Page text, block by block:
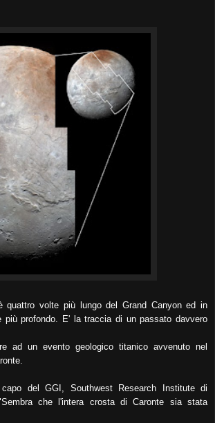
quattro volte più lungo del Grand Canyon ed in
più profondo. E' la traccia di un passato davvero
ad un evento geologico titanico avvenuto nel
del GGI, Southwest Research Institute di
che l'intera crosta di Caronte sia stata